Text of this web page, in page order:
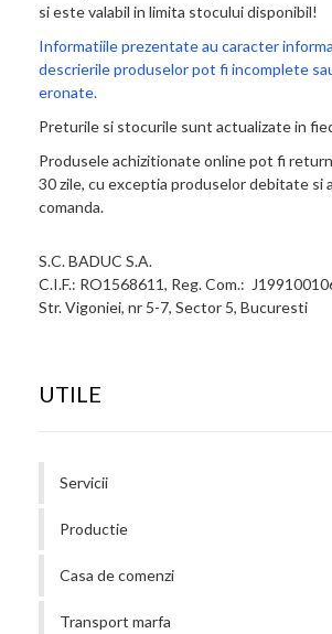
si este valabil in limita stocului disponibil!
Informatiile prezentate au caracter
descrierile produselor pot fi incomplete
eronate.
Preturile si stocurile sunt actualizate in
Produsele achizitionate online pot fi
30 zile, cu exceptia produselor debitate si
comanda.
S.C. BADUC S.A.
C.I.F.: RO1568611, Reg. Com.:
Str. Vigoniei, nr 5-7, Sector 5, Bucuresti
UTILE
Servicii
Productie
Casa de comenzi
Transport marfa